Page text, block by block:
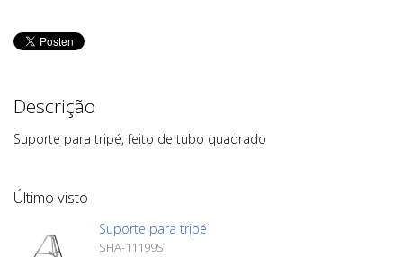
Descrição
Suporte para tripé, feito de tubo quadrado
Último visto
Suporte para tripé
SHA-11199S